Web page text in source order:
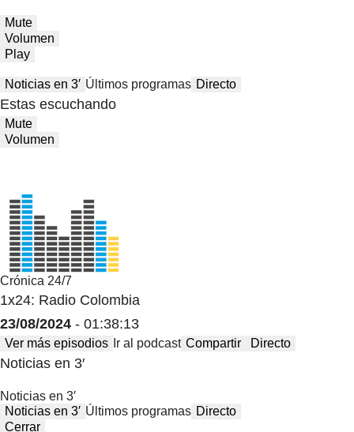
Mute
Volumen
Play
Noticias en 3′ Últimos programas Directo
Estas escuchando
Mute
Volumen
Crónica 24/7
1x24: Radio Colombia
23/08/2024 - 01:38:13
Ver más episodios Ir al podcast Compartir Directo
Noticias en 3′
Noticias en 3′
Noticias en 3′ Últimos programas Directo
Cerrar